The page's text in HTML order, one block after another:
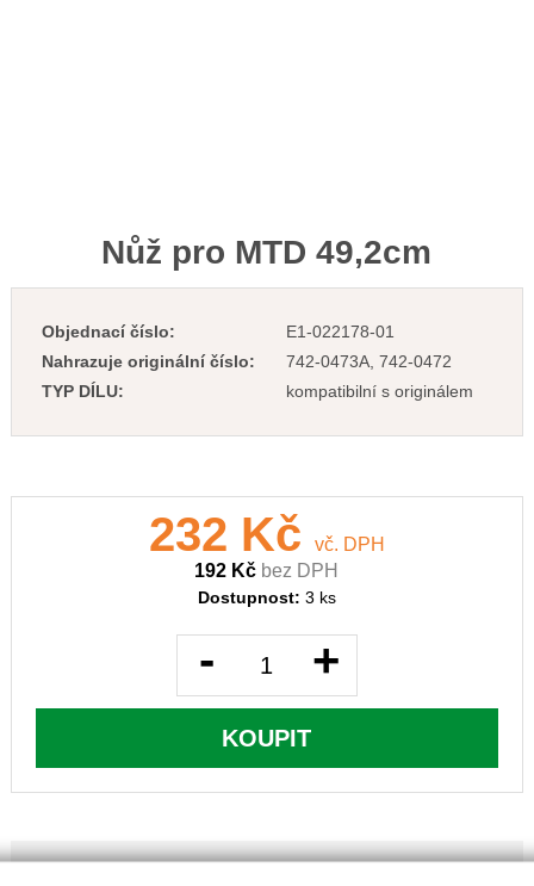
Nůž pro MTD 49,2cm
Objednací číslo:
E1-022178-01
Nahrazuje originální číslo:
742-0473A, 742-0472
TYP DÍLU:
kompatibilní s originálem
232 Kč
vč. DPH
192 Kč bez DPH
Dostupnost: 3 ks
- +
KOUPIT